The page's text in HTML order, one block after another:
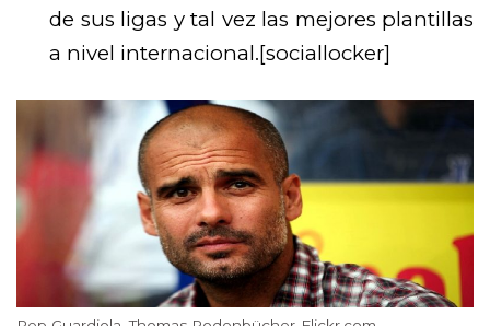
de sus ligas y tal vez las mejores plantillas
a nivel internacional.[sociallocker]